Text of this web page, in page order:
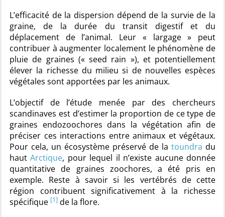
L’efficacité de la dispersion dépend de la survie de la
graine, de la durée du transit digestif et du
déplacement de l’animal. Leur « largage » peut
contribuer à augmenter localement le phénomène de
pluie de graines (« seed rain »), et potentiellement
élever la richesse du milieu si de nouvelles espèces
végétales sont apportées par les animaux.
L’objectif de l’étude menée par des chercheurs
scandinaves est d’estimer la proportion de ce type de
graines endozoochores dans la végétation afin de
préciser ces interactions entre animaux et végétaux.
Pour cela, un écosystème préservé de la toundra du
hautArctique, pour lequel il n’existe aucune donnée
quantitative de graines zoochores, a été pris en
exemple. Reste à savoir si les vertébrés de cette
région contribuent significativement à la richesse
spécifique [1] de la flore.